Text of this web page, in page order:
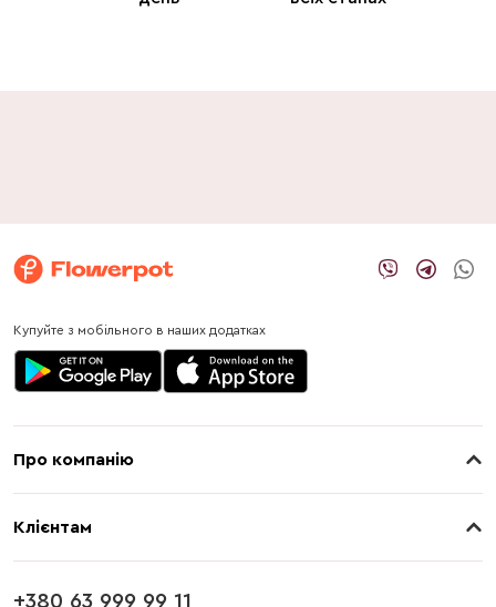
Купуйте з мобільного в наших додатках
Про компанію
Клієнтам
+380 63 999 99 11